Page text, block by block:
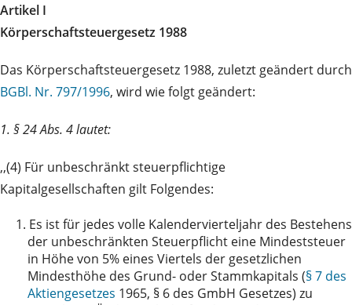
Artikel I
Körperschaftsteuergesetz 1988
Das Körperschaftsteuergesetz 1988, zuletzt geändert durch
BGBl. Nr. 797/1996, wird wie folgt geändert:
1. § 24 Abs. 4 lautet:
,,(4) Für unbeschränkt steuerpflichtige
Kapitalgesellschaften gilt Folgendes:
1. Es ist für jedes volle Kalendervierteljahr des Bestehens
der unbeschränkten Steuerpflicht eine Mindeststeuer
in Höhe von 5% eines Viertels der gesetzlichen
Mindesthöhe des Grund- oder Stammkapitals (§ 7 des
Aktiengesetzes 1965, § 6 des GmbH Gesetzes) zu